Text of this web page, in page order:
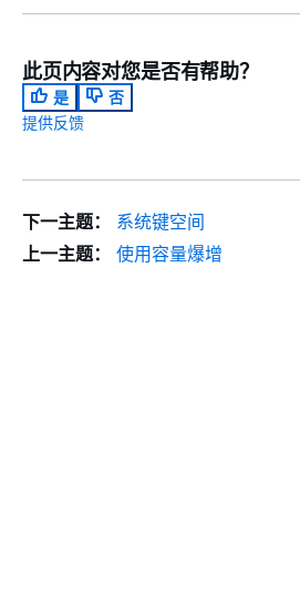
此页内容对您是否有帮助？
是
否
提供反馈
下一主题：
系统键空间
上一主题：
使用容量爆增